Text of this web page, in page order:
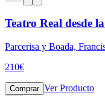
Teatro Real desde
Parcerisa y Boada,
210€
Comprar Ver Producto